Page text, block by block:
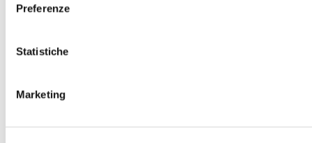
Preferenze
Statistiche
Marketing